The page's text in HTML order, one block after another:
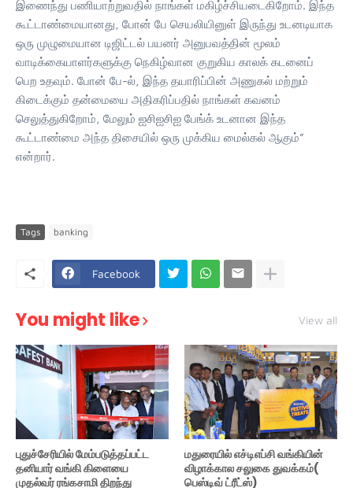
இணைந்து பணியாற்றுவதில் நாங்கள் மகிழ்ச்சியடைகிறோம். இந்த
கூட்டாண்மையானது, போன் பே செயலியினுள் இருந்து உடனடியாக
ஒரு முழுமையான டிஜிட்டல் பயனர் அனுபவத்தின் மூலம்
வாடிக்கையாளர்களுக்கு நெகிழ்வான குறுகிய காலக் கடனைப்
பெற உதவும். போன் பே-ல், இந்த தயாரிப்பின் அணுகல் மற்றும்
கிடைக்கும் தன்மையை அதிகரிப்பதில் நாங்கள் கவனம்
செலுத்துகிறோம், மேலும் ஐசிஐசிஐ பேங்க் உடனான இந்த
கூட்டாண்மை அந்த திசையில் ஒரு முக்கிய மைல்கல் ஆகும்”
என்றார்.
Tags banking
Facebook
You might like View all
புதுச்சேரியில் மேம்படுத்தப்பட்ட
தனியார் வங்கி கிளையை
முதல்வர் ரங்கசாமி திறந்து
மதுரையில் எச்டிஎப்சி வங்கியின்
விழாக்கால சலுகை துவக்கம்(
பெஸ்டிவ் ட்ரீட்ஸ்)